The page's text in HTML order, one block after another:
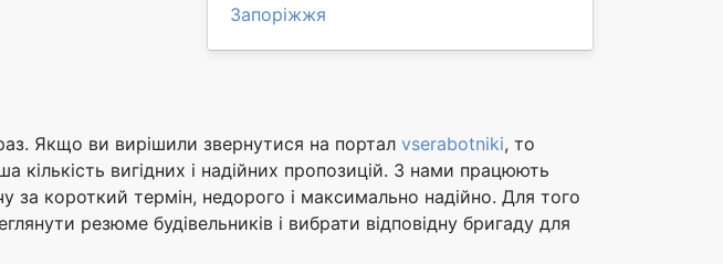
Запоріжжя
Якщо ви вирішили звернутися на портал vserabotniki, то
кількість вигідних і надійних пропозицій. З нами працюють
за короткий термін, недорого і максимально надійно. Для того
резюме будівельників і вибрати відповідну бригаду для